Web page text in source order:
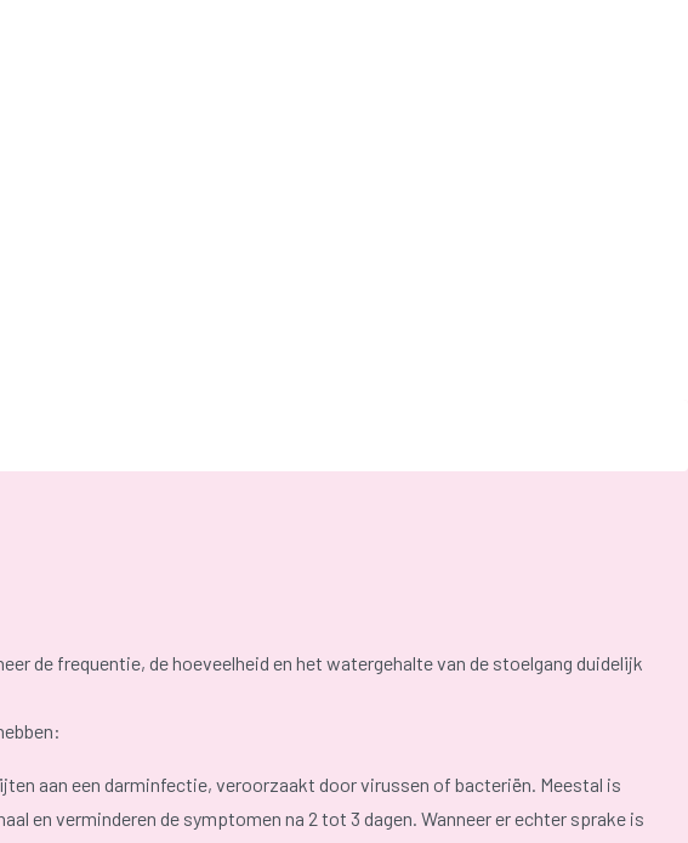
de frequentie, de hoeveelheid en het watergehalte van de stoelgang duidelijk
aan een darminfectie, veroorzaakt door virussen of bacteriën. Meestal is
en verminderen de symptomen na 2 tot 3 dagen. Wanneer er echter sprake is